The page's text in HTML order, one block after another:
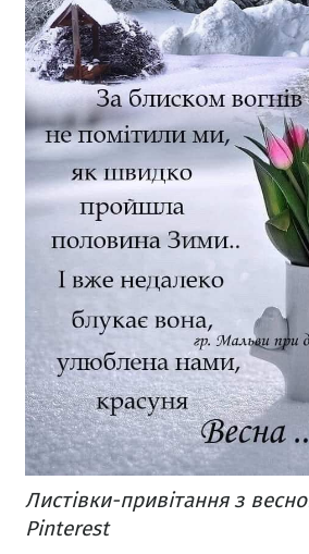
Листівки-привітання з
Pinterest